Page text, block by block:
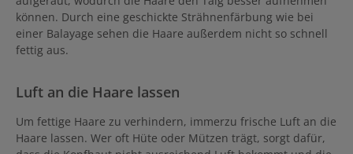
können. Durch eine geschickte Strähnenfärbung wie bei
einer Balayage sehen die Haare außerdem nicht so schnell
fettig aus.
Luft an die Haare lassen
Um fettige Haare zu verhindern, immerzu frische Luft an die
Haare lassen. Wer oft Hüte oder Mützen trägt, sorgt dafür,